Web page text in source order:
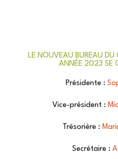
LE NOUVEAU BUREAU DU
ANNÉE 2023 SE
Présidente :
Vice-président :
Trésorière :
Secrétaire :